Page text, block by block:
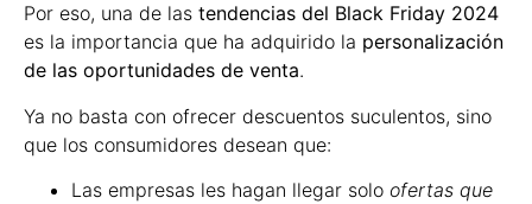
Por eso, una de las tendencias del Black Friday 2024
es la importancia que ha adquirido la personalización
de las oportunidades de venta.
Ya no basta con ofrecer descuentos suculentos, sino
que los consumidores desean que:
Las empresas les hagan llegar solo ofertas que